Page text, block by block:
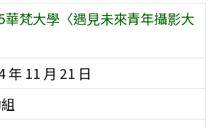
華梵大學〈遇見未來青年攝影大
年 11 月 21 日